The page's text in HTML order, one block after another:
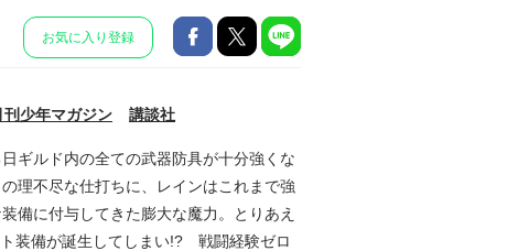
お気に入り登録
刊少年マガジン 講談社
ギルド内の全ての武器防具が十分強くな
理不尽な仕打ちに、レインはこれまで強
備に付与してきた膨大な魔力。とりあえ
装備が誕生してしまい!? 戦闘経験ゼロ